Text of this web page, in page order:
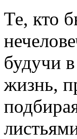
Те, кто
будучи
жизнь,